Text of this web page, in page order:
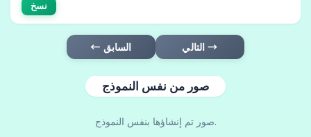
نسخ
← السابق التالي →
صور من نفس النموذج
صور تم إنشاؤها بنفس النموذج.